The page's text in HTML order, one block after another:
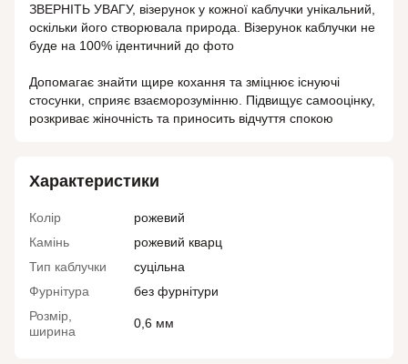
ЗВЕРНІТЬ УВАГУ, візерунок у кожної каблучки унікальний,
оскільки його створювала природа. Візерунок каблучки не
буде на 100% ідентичний до фото
Допомагає знайти щире кохання та зміцнює існуючі
стосунки, сприяє взаєморозумінню. Підвищує самооцінку,
розкриває жіночність та приносить відчуття спокою
Характеристики
Колір
рожевий
Камінь
рожевий кварц
Тип каблучки
суцільна
Фурнітура
без фурнітури
Розмір,
ширина
0,6 мм